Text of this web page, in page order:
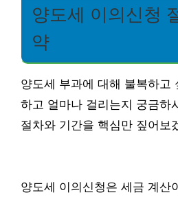
양도세 이의신청
약
양도세 부과에 대해 불복하고
하고 얼마나 걸리는지 궁금하
절차와 기간을 핵심만 짚어보
양도세 이의신청은 세금 계산